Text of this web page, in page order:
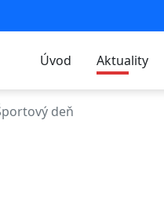
Úvod Aktuality
deň